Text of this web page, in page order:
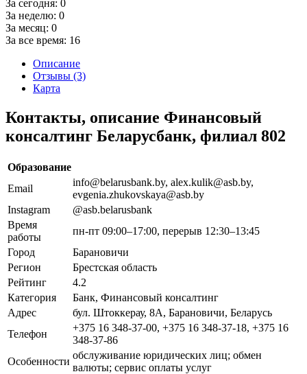
За сегодня: 0
За неделю: 0
За месяц: 0
За все время: 16
Описание
Отзывы (3)
Карта
Контакты, описание Финансовый
консалтинг Беларусбанк, филиал 802
Образование
Email
info@belarusbank.by, alex.kulik@asb.by,
evgenia.zhukovskaya@asb.by
Instagram
@asb.belarusbank
Время
работы
пн-пт 09:00–17:00, перерыв 12:30–13:45
Город
Барановичи
Регион
Брестская область
Рейтинг
4.2
Категория
Банк, Финансовый консалтинг
Адрес
бул. Штоккерау, 8А, Барановичи, Беларусь
Телефон
+375 16 348-37-00, +375 16 348-37-18, +375 16
348-37-86
Особенности
обслуживание юридических лиц; обмен
валюты; сервис оплаты услуг